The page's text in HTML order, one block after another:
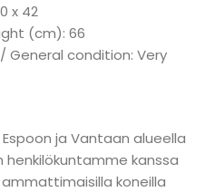
x 42
(cm): 66
General condition: Very
ja Vantaan alueella
henkilökuntamme kanssa
koneilla